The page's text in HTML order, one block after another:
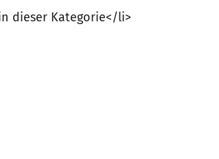
dieser Kategorie</li>